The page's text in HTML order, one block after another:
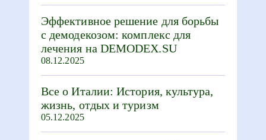
Эффективное решение для борьбы
с демодекозом: комплекс для
лечения на DEMODEX.SU
08.12.2025
Все о Италии: История, культура,
жизнь, отдых и туризм
05.12.2025